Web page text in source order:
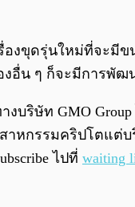
องขุดรุ่นใหม่ที่จะมีข
งอื่น ๆ ก็จะมีการพัฒ
บริษัท GMO
าหกรรมคริปโตแต่บ
ไปที่ waiting